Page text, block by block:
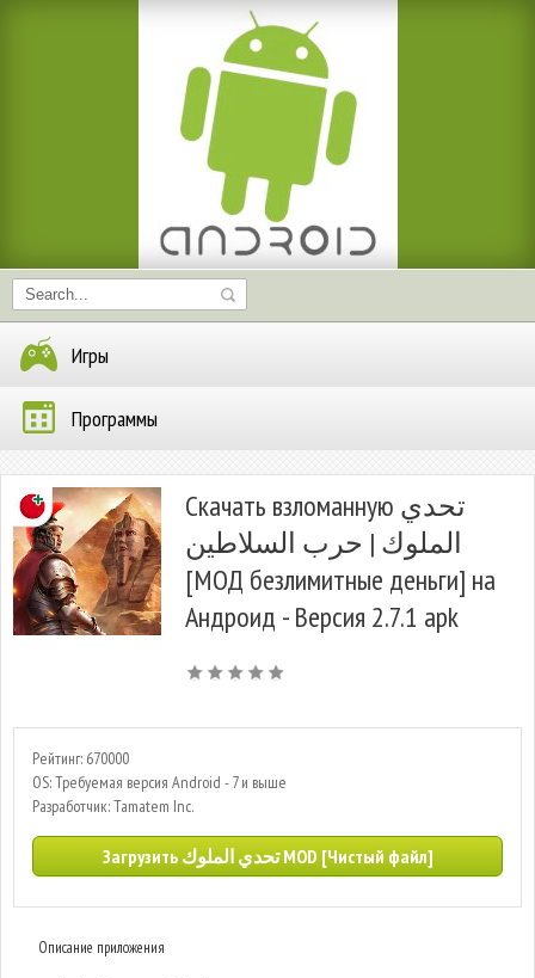
Игры
Программы
Скачать взломанную تحدي
الملوك | حرب السلاطين
[МОД безлимитные деньги] на
Андроид - Версия 2.7.1 apk
Рейтинг: 670000
OS: Требуемая версия Android - 7 и выше
Разработчик: Tamatem Inc.
Загрузить تحدي الملوك MOD [Чистый файл]
Описание приложения